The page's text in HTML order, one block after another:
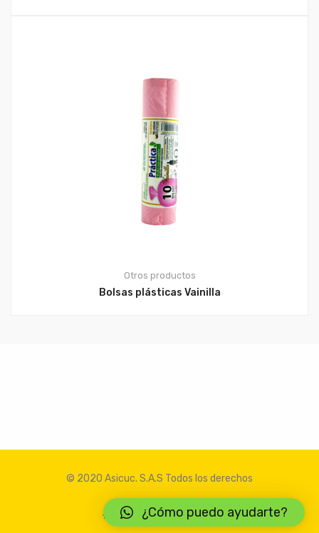
Otros productos
Bolsas plásticas Vainilla
© 2020 Asicuc. S.A.S Todos los derechos
Facebook Instagram
¿Cómo puedo ayudarte?